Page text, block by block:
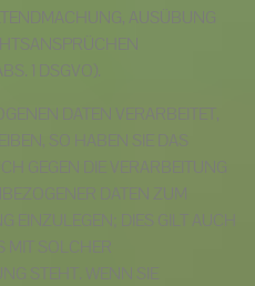
AUSÜBUNG
1 DSGVO).
DATEN VERARBEITET,
SO HABEN SIE DAS
GEGEN DIE VERARBEITUNG
DATEN ZUM
EINZULEGEN; DIES GILT AUCH
MIT SOLCHER
STEHT. WENN SIE